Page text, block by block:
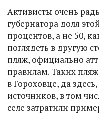
Активисты очень
губернатора доля
процентов, а не 50,
поглядеть в другую
пляж, официально
правилам. Таких
в Гороховце, да
источников, в том
селе затратили